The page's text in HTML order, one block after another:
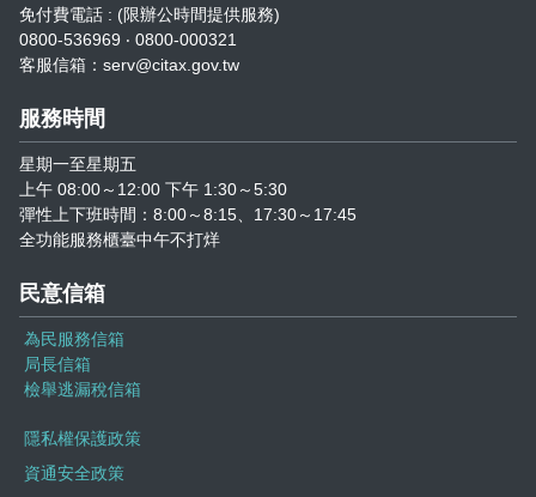
地方稅稽徵機關
稅務軟體下載
稅捐稽徵法專區
災害減免專區
民法調降成年年齡專區
延、分期繳稅專區
免付費電話 : (限辦公時間提供服務)
0800-536969 ‧ 0800-000321
客服信箱：serv@citax.gov.tw
服務時間
星期一至星期五
上午 08:00～12:00 下午 1:30～5:30
彈性上下班時間：8:00～8:15、17:30～17:45
全功能服務櫃臺中午不打烊
民意信箱
為民服務信箱
局長信箱
檢舉逃漏稅信箱
隱私權保護政策
資通安全政策